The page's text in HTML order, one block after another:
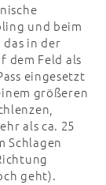
und beim
das in der
dem Feld als
eingesetzt
größeren
als ca. 25
Schlagen
geht).